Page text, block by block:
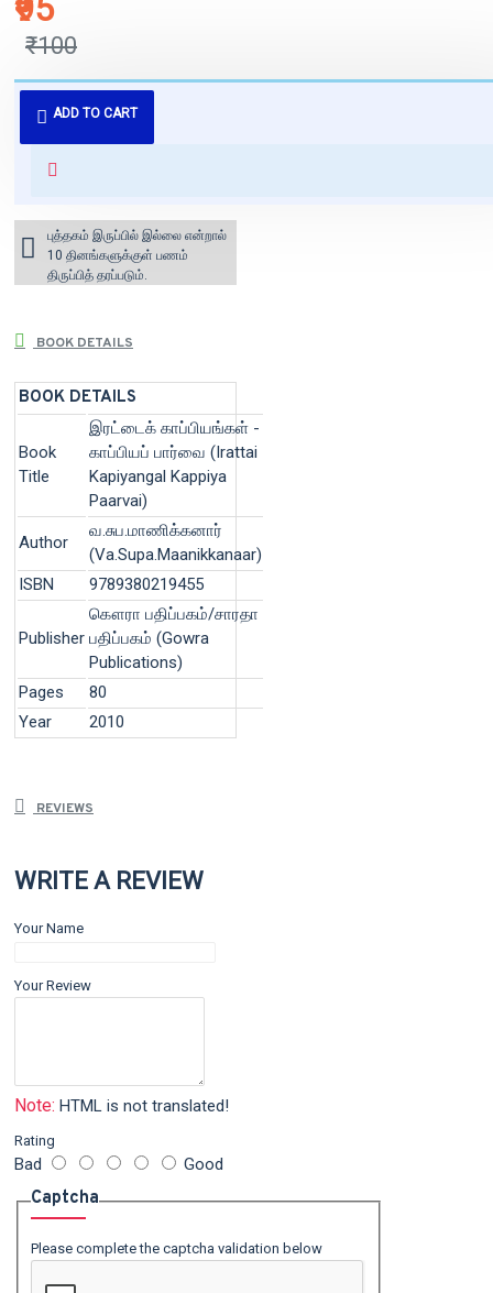
₹95
₹100
ADD TO CART
புத்தகம் 3 - 7 நாட்களில் அனுப்பி
வைக்கப்படும்.
for orders above ₹1000 within
புத்தகம் இருப்பில் இல்லை என்றால்
10 தினங்களுக்குள் பணம்
திருப்பித் தரப்படும்.
BOOK DETAILS
BOOK DETAILS
Book
Title
இரட்டைக் காப்பியங்கள் -
காப்பியப் பார்வை (Irattai
Kapiyangal Kappiya
Paarvai)
Author
வ.சுப.மாணிக்கனார்
(Va.Supa.Maanikkanaar)
ISBN
9789380219455
Publisher
கௌரா பதிப்பகம்/சாரதா
பதிப்பகம் (Gowra
Publications)
Pages
80
Year
2010
REVIEWS
WRITE A REVIEW
Your Name
Your Review
Note: HTML is not translated!
Rating
Bad Good
Captcha
Please complete the captcha validation below